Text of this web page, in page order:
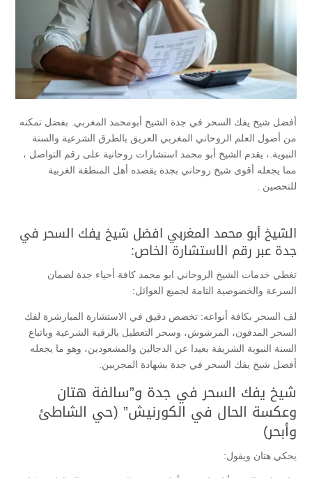
أفضل شيخ يفك السحر في جدة الشيخ أبومحمد المغربي. بفضل تمكنه
من أصول العلم الروحاني المغربي العريق بالطرق الشرعية والسنة
النبوية.، يقدم الشيخ أبو محمد استشارات روحانية على رقم التواصل ،
مما يجعله أقوى شيخ روحاني بجدة يقصده أهل المنطقة الغربية
للتحصين .
الشيخ أبو محمد المغربي افضل شيخ يفك السحر في
جدة عبر رقم الاستشارة الخاص:
تغطي خدمات الشيخ الروحاني ابو محمد كافة أحياء جدة لضمان
السرعة والخصوصية التامة لجميع العوائل:
لف السحر بكافة أنواعه: تخصص دقيق في الاستشارة المبارشرة لفك
السحر المدفون، المرشوش، وسحر التعطيل بالرقية الشرعية وباتباع
السنة النبوية الشريفة بعيدا عن الدجالين والمشعودين، وهو ما يجعله
أفضل شيخ يفك السحر في جدة بشهادة المجربين.
شيخ يفك السحر في جدة و”سالفة هتان
وعكسة الحال في الكورنيش” (حي الشاطئ
وأبحر)
يحكي هتان ويقول: